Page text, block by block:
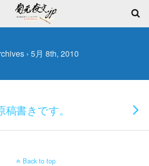
› 5月 8th, 2010
書きです。
Back to top